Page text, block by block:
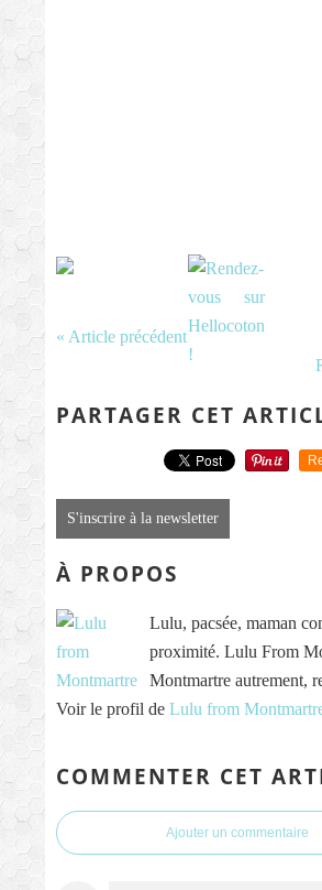
« Article précédent
PARTAGER CET
S'inscrire à la newsletter
À PROPOS
Lulu, pacsée, maman
proximité. Lulu From
Montmartre autrement,
Voir le profil de Lulu from
COMMENTER CET
Ajouter un commentaire